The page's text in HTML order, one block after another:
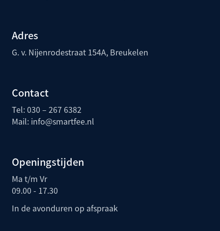
Adres
G. v. Nijenrodestraat 154A, Breukelen
Contact
Tel: 030 – 267 6382
Mail: info@smartfee.nl
Openingstijden
Ma t/m Vr
09.00 - 17.30
In de avonduren op afspraak